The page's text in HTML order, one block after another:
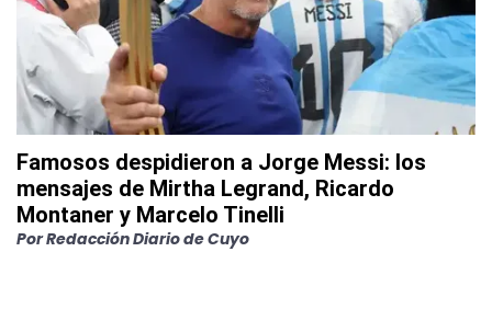
Famosos despidieron a Jorge Messi: los
mensajes de Mirtha Legrand, Ricardo
Montaner y Marcelo Tinelli
PorRedacción Diario de Cuyo